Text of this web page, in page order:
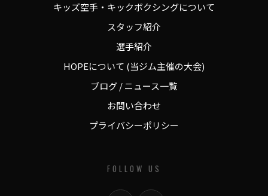
キッズ空手・キックボクシングについて
スタッフ紹介
選手紹介
HOPEについて (当ジム主催の大会)
ブログ / ニュース一覧
お問い合わせ
プライバシーポリシー
FOLLOW US